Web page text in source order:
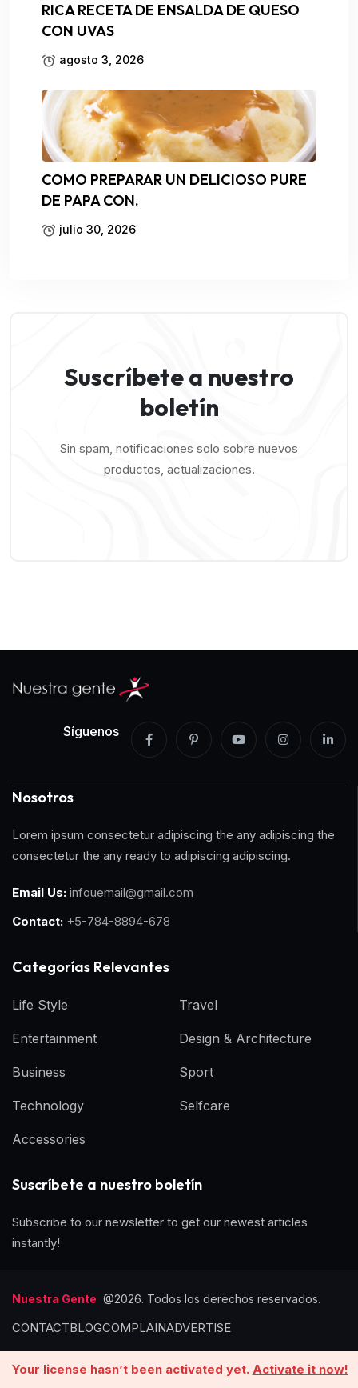
RICA RECETA DE ENSALDA DE QUESO
CON UVAS
agosto 3, 2026
COMO PREPARAR UN DELICIOSO PURE
DE PAPA CON.
julio 30, 2026
Suscríbete a nuestro
boletín
Sin spam, notificaciones solo sobre nuevos
productos, actualizaciones.
Síguenos
Nosotros
Lorem ipsum consectetur adipiscing the any adipiscing the
consectetur the any ready to adipiscing adipiscing.
Email Us: infouemail@gmail.com
Contact: +5-784-8894-678
Categorías Relevantes
Life Style
Entertainment
Business
Technology
Accessories
Travel
Design & Architecture
Sport
Selfcare
Suscríbete a nuestro boletín
Subscribe to our newsletter to get our newest articles
instantly!
Nuestra Gente @2026. Todos los derechos reservados.
CONTACTBLOGCOMPLAINADVERTISE
Your license hasn’t been activated yet. Activate it now!